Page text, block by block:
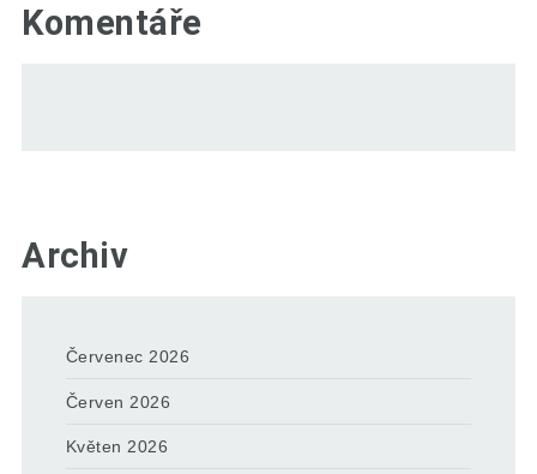
Komentáře
Archiv
Červenec 2026
Červen 2026
Květen 2026